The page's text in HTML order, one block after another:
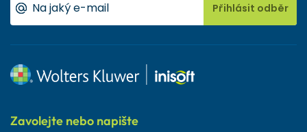
Přihlásit odběr
Zavolejte nebo napište